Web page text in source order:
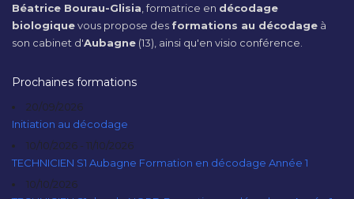
Béatrice Bourau-Glisia , formatrice en décodage
biologiquevous propose des formations au décodage à
son cabinet d'Aubagne (13), ainsi qu'en visio conférence.
Prochaines formations
20/09/2026
Initiation au décodage
10/10/2026 - 11/10/2026
TECHNICIEN S1 Aubagne Formation en décodage Année 1
10/10/2026